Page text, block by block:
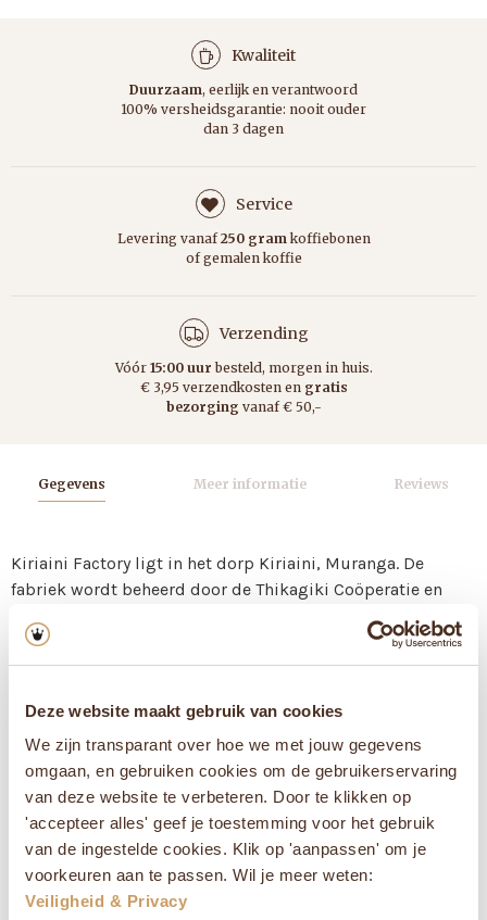
Deze website maakt gebruik van cookies
We zijn transparant over hoe we met jouw gegevens
omgaan, en gebruiken cookies om de gebruikerservaring
van deze website te verbeteren. Door te klikken op
'accepteer alles' geef je toestemming voor het gebruik
van de ingestelde cookies. Klik op 'aanpassen' om je
voorkeuren aan te passen. Wil je meer weten:
Veiligheid & Privacy
Kwaliteit
Duurzaam, eerlijk en verantwoord
100% versheidsgarantie: nooit ouder
dan 3 dagen
Service
Levering vanaf250 gramkoffiebonen
of gemalen koffie
Verzending
Vóór 15:00 uur besteld, morgen in huis.
€ 3,95 verzendkosten en gratis
bezorging vanaf € 50,-
Gegevens Meer informatie Reviews
Kiriaini Factory ligt in het dorp Kiriaini, Muranga. De
fabriek wordt beheerd door de Thikagiki Coöperatie en
werd in 1974 opgericht. Kiriaini is vernoemd naar het dorp
waar het zich bevindt.
westelijke grens tegen de gematigde hellingen van het
Aberdare-gebergte. Vruchtbare rode vulkanische grond
levert voldoende voedingsstoffen voor het kweken van
bomen, terwijl warme dag- en koelere nachttemperaturen
de beste omgeving creëren voor bonen om zich langzaam
te ontwikkelen en zoveel mogelijk suiker te vergaren.
De boerderijen in de provincie zijn meestal klein en boeren
verbouwen koffie op kleine percelen naast andere